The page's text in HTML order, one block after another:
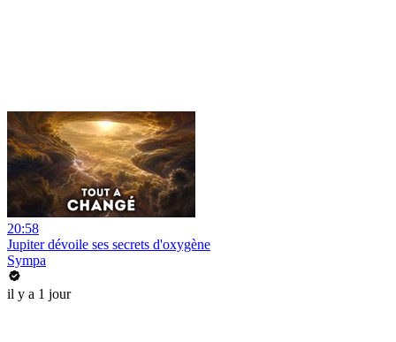
20:58
Jupiter dévoile ses secrets d'oxygène
Sympa
il y a 1 jour